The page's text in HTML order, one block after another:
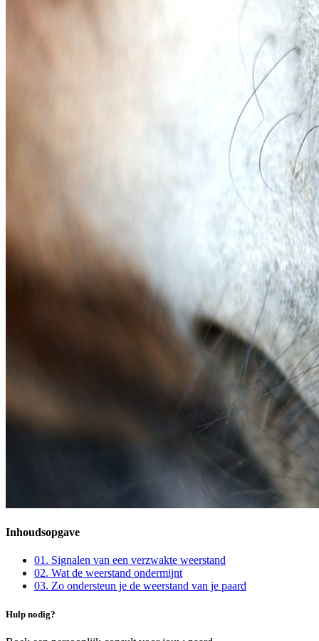
Inhoudsopgave
01. Signalen van een verzwakte weerstand
02. Wat de weerstand ondermijnt
03. Zo ondersteun je de weerstand van je paard
Hulp nodig?